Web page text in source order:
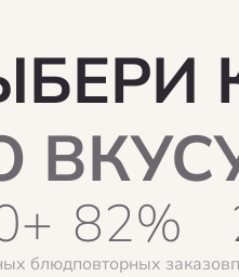
блюд
82%
повторных заказов